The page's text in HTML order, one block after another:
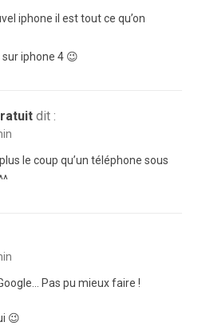
iphone il est tout ce qu’on
iphone 4 😉
dit :
le coup qu’un téléphone sous
Pas pu mieux faire !
😉